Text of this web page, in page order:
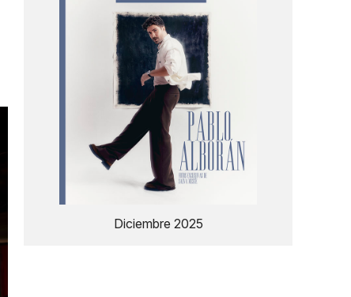
Diciembre 2025